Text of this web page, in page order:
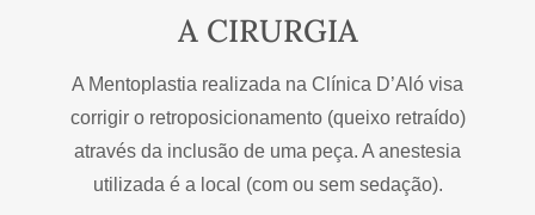
A CIRURGIA
A Mentoplastia realizada na Clínica D’Aló visa
corrigir o retroposicionamento (queixo retraído)
através da inclusão de uma peça. A anestesia
utilizada é a local (com ou sem sedação).